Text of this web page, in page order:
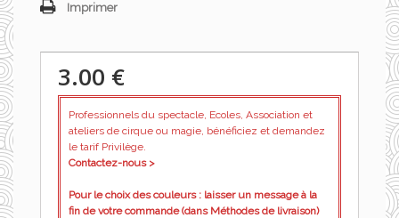
Imprimer
3.00 €
Professionnels du spectacle, Ecoles, Association et
ateliers de cirque ou magie, bénéficiez et demandez
le tarif Privilège.
Contactez-nous >
Pour le choix des couleurs : laisser un message à la
fin de votre commande (dans Méthodes de livraison)